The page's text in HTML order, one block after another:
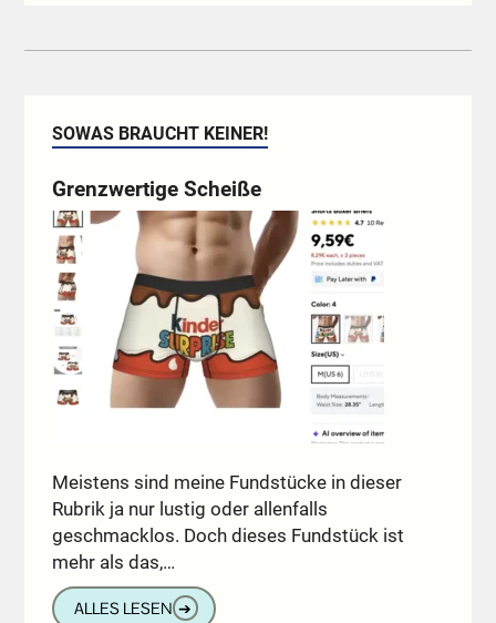
SOWAS BRAUCHT KEINER!
Grenzwertige Scheiße
Meistens sind meine Fundstücke in dieser
Rubrik ja nur lustig oder allenfalls
geschmacklos. Doch dieses Fundstück ist
mehr als das,…
ALLES LESEN ➔